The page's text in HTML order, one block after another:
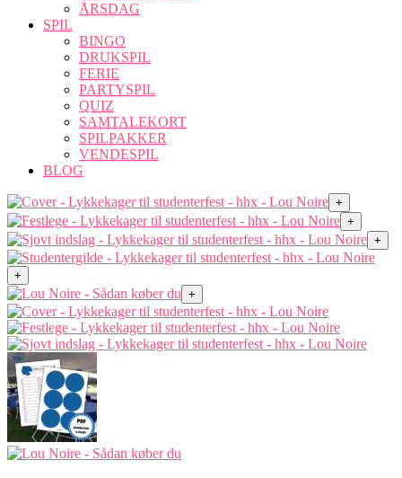
ÅRSDAG
SPIL
BINGO
DRUKSPIL
FERIE
PARTYSPIL
QUIZ
SAMTALEKORT
SPILPAKKER
VENDESPIL
BLOG
+
+
+
+
+